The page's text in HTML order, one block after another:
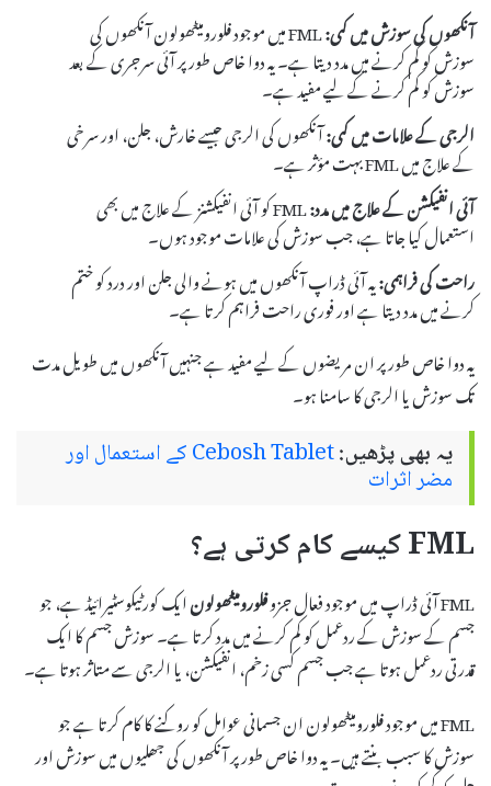
آنکھوں کی سوزش میں کمی:
FML میں موجود فلورومیٹھولون آنکھوں کی
سوزش کو کم کرنے میں مدد دیتا ہے۔ یہ دوا خاص طور پر آئی سرجری کے بعد
سوزش کو کم کرنے کے لیے مفید ہے۔
الرجی کے علامات میں کمی:آنکھوں کی الرجی جیسے خارش، جلن، اور سرخی
کے علاج میں FML بہت مؤثر ہے۔
آئی انفیکشن کے علاج میں مدد:
FML کو آئی انفیکشنز کے علاج میں بھی
استعمال کیا جاتا ہے، جب سوزش کی علامات موجود ہوں۔
راحت کی فراہمی:یہ آئی ڈراپ آنکھوں میں ہونے والی جلن اور درد کو ختم
کرنے میں مدد دیتا ہے اور فوری راحت فراہم کرتا ہے۔
یہ دوا خاص طور پر ان مریضوں کے لیے مفید ہے جنہیں آنکھوں میں طویل مدت
تک سوزش یا الرجی کا سامنا ہو۔
یہ بھی پڑھیں: Cebosh Tablet کے استعمال اور
مضر اثرات
FML کیسے کام کرتی ہے؟
FML آئی ڈراپ میں موجود فعال جزو فلورومیٹھولونایک کورٹیکوسٹیرائیڈ ہے، جو
جسم کے سوزش کے ردعمل کو کم کرنے میں مدد کرتا ہے۔ سوزش جسم کا ایک
قدرتی ردعمل ہوتا ہے جب جسم کسی زخم، انفیکشن، یا الرجی سے متاثر ہوتا ہے۔
FML میں موجود فلورومیٹھولون ان جسمانی عوامل کو روکنے کا کام کرتا ہے جو
سوزش کا سبب بنتے ہیں۔ یہ دوا خاص طور پر آنکھوں کی جھلیوں میں سوزش اور